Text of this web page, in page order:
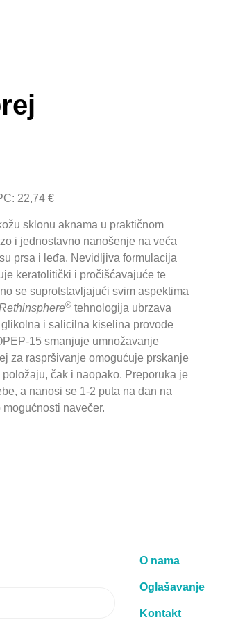
22,74 €
sklonu aknama u praktičnom
i jednostavno nanošenje na veća
prsa i leđa. Nevidljiva formulacija
keratolitički i pročišćavajuće te
se suprotstavljajući svim aspektima
® tehnologija ubrzava
i salicilna kiselina provode
15 smanjuje umnožavanje
za raspršivanje omogućuje prskanje
čak i naopako. Preporuka je
a nanosi se 1-2 puta na dan na
navečer.
O nama
Oglašavanje
Kontakt